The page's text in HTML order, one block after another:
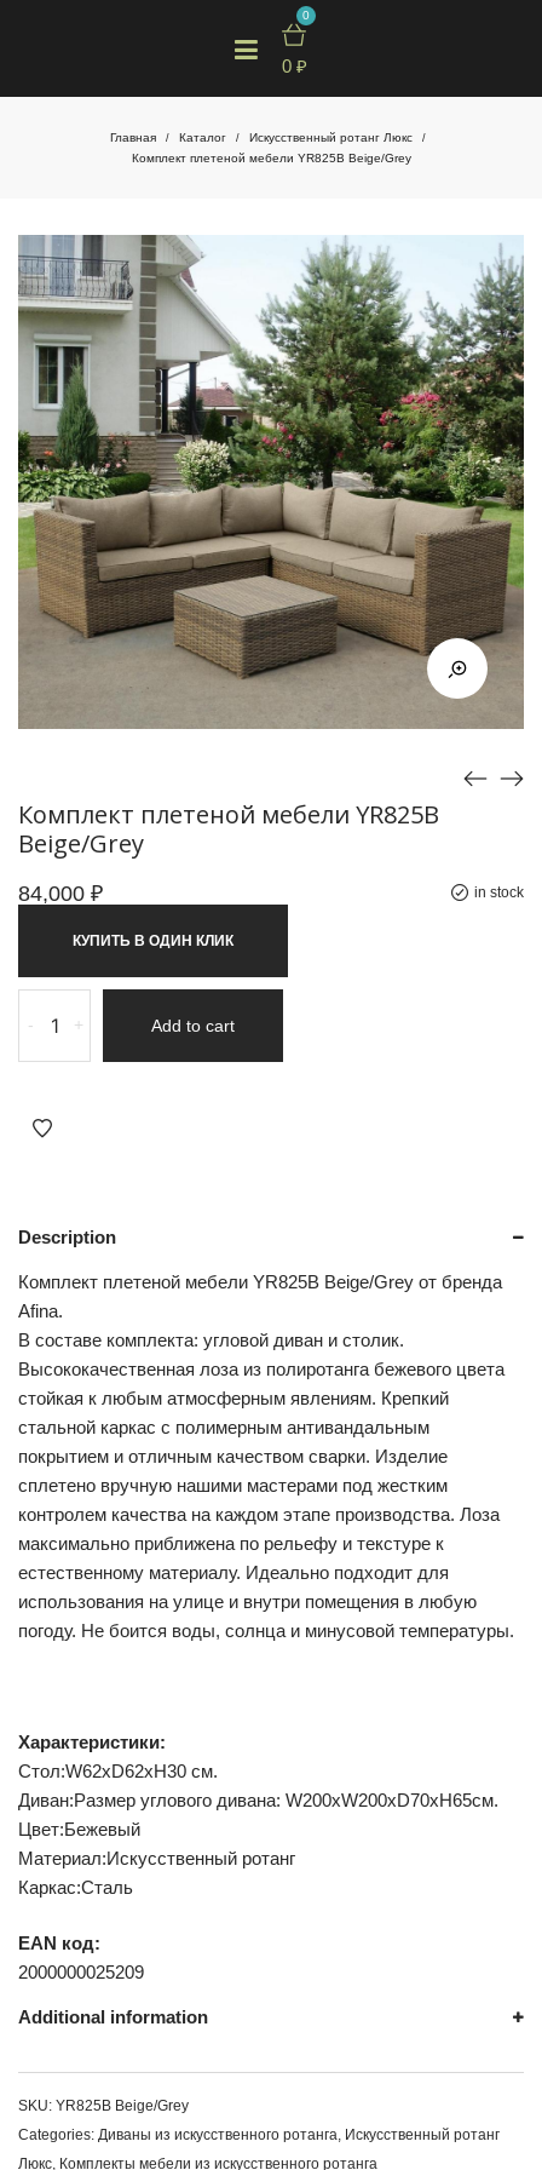
0
0 ₽
Главная / Каталог / Искусственный ротанг Люкс /
Комплект плетеной мебели YR825B Beige/Grey
Комплект плетеной мебели YR825B
Beige/Grey
in stock
84,000 ₽
КУПИТЬ В ОДИН КЛИК
- + Add to cart
Description
Комплект плетеной мебели YR825B Beige/Grey от бренда
Afina.
В составе комплекта: угловой диван и столик.
Высококачественная лоза из полиротанга бежевого цвета
стойкая к любым атмосферным явлениям. Крепкий
стальной каркас с полимерным антивандальным
покрытием и отличным качеством сварки. Изделие
сплетено вручную нашими мастерами под жестким
контролем качества на каждом этапе производства. Лоза
максимально приближена по рельефу и текстуре к
естественному материалу. Идеально подходит для
использования на улице и внутри помещения в любую
погоду. Не боится воды, солнца и минусовой температуры.
Характеристики:
Стол:W62xD62хH30 см.
Диван:Размер углового дивана: W200хW200xD70хH65см.
Цвет:Бежевый
Материал:Искусственный ротанг
Каркас:Сталь
EAN код:
2000000025209
Additional information
SKU: YR825B Beige/Grey
Categories: Диваны из искусственного ротанга, Искусственный ротанг
Люкс, Комплекты мебели из искусственного ротанга